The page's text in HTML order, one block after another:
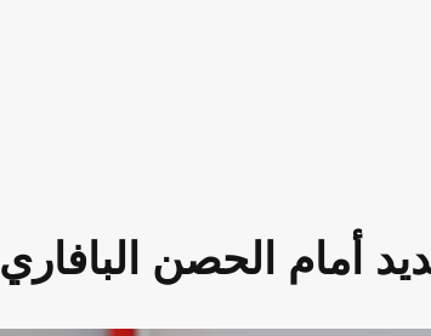
أمام الحصن البافاري